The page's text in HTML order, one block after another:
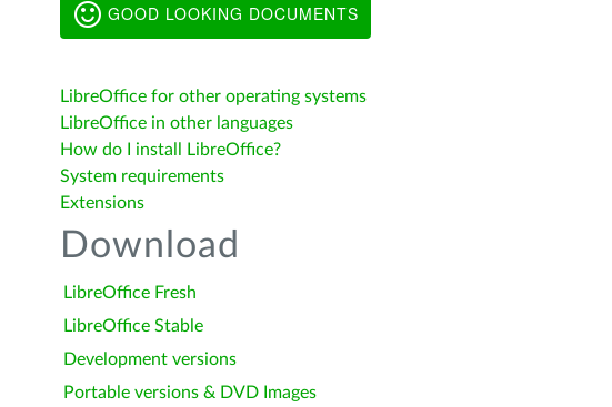
GOOD LOOKING DOCUMENTS
LibreOffice for other operating systems
LibreOffice in other languages
How do I install LibreOffice?
System requirements
Extensions
Download
LibreOffice Fresh
LibreOffice Stable
Development versions
Portable versions & DVD Images